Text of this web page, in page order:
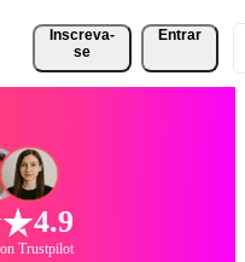
Inscreva-
se
Entrar
4.9
Trustpilot